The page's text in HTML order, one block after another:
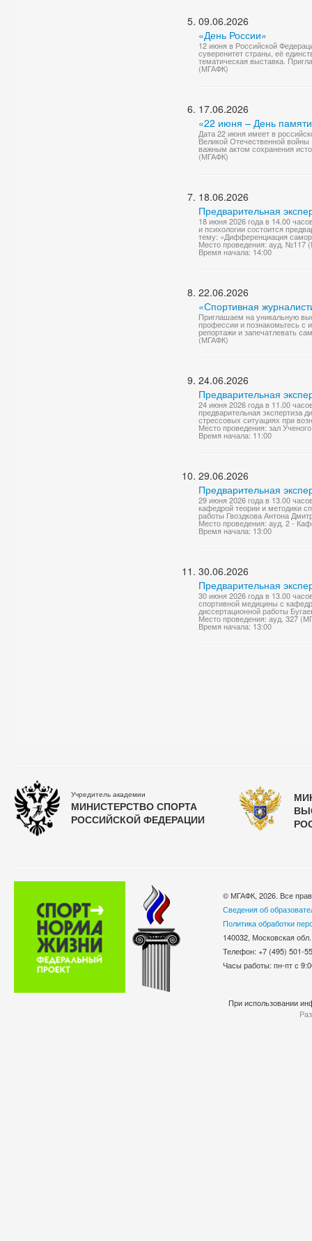
09.06.2026
«День России»
12 июня в Российской
суверенитет страны, её
тематическая выставка.
(МГАФК)
17.06.2026
«22 июня – День
Дата 22 июня имеет в
Великой Отечественной войны
важным актом сохранения
(МГАФК)
18.06.2026
Предварительная
18 июня 2026 года в 14.00
и психологии состоится
тему: «Дифференциация
Место проведения: ауд. №117
Время начала: 14:00
22.06.2026
«Спортивная
Приглашаем на уникальную
профессии и познакомьтесь с
репортажи и запечатлевать
(МГАФК)
24.06.2026
Предварительная
24 июня 2026 года в 11.00
предварительная экспертиза
стрессовых ситуациях при
Место проведения: зал
Время начала: 11:00
29.06.2026
Предварительная
29 июня 2026 года в 13.00
кафедрой теории и методики
работы Гвоздкова Антона
Место проведения: ауд. 2 -
Время начала: 13:00
30.06.2026
Предварительная
30 июня 2026 года в 13.00
спортивной медицины с
диссертационной работы
Место проведения: ауд. 327
Время начала: 13:00
Учредитель академии
МИНИСТЕРСТВО СПОРТА
РОССИЙСКОЙ ФЕДЕРАЦИИ
© МГАФК, 2026. Все
Сведения об
Политика обработки
140032, Московская
Телефон: +7 (495)
Часы работы: пн-пт с
При использовании